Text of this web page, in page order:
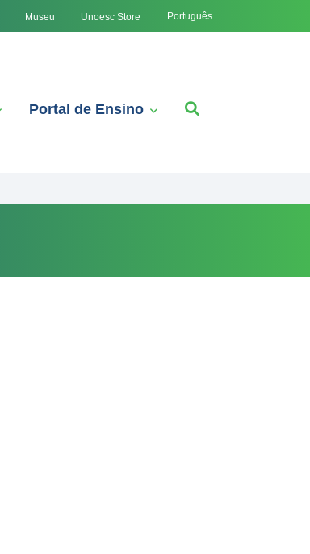
Museu Unoesc Store Português
Portal de Ensino